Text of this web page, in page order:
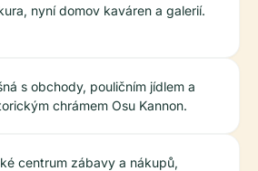
nyní domov kaváren a galerií.
s obchody, pouličním jídlem a
chrámem Osu Kannon.
centrum zábavy a nákupů,